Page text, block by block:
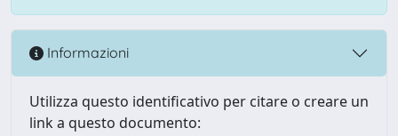
Informazioni
Utilizza questo identificativo per citare o creare un
link a questo documento: